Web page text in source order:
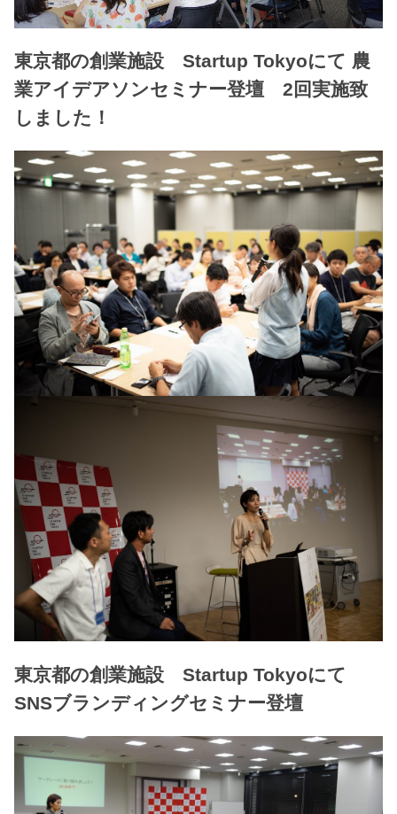
東京都の創業施設 Startup Tokyoにて 農
業アイデアソンセミナー登壇 2回実施致
しました！
東京都の創業施設 Startup Tokyoにて
SNSブランディングセミナー登壇